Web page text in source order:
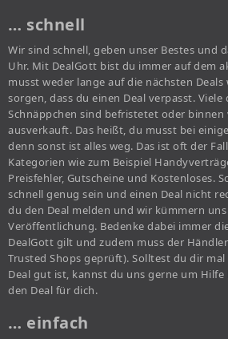
… schnell
Wir sind schnell, geben unser Bestes und
Uhr. Mit DealGott bist du immer auf dem
musst weder lange auf die nächsten
sorgen, dass du einen Deal verpasst.
Schnäppchen sind befristetet oder
ausverkauft. Das heißt, du musst bei
denn sonst ist alles weg. Das ist oft der
Kategorien wie zum Beispiel
Preisfehler, Gutscheine und Kostenloses.
schnell genug sein und einen Deal nicht
du den Deal melden und wir kümmern
Veröffentlichung. Bedenke dabei immer
DealGott gilt und zudem muss der
Trusted Shops geprüft). Solltest du dir
Deal gut ist, kannst du uns gerne um
den Deal für dich.
… einfach